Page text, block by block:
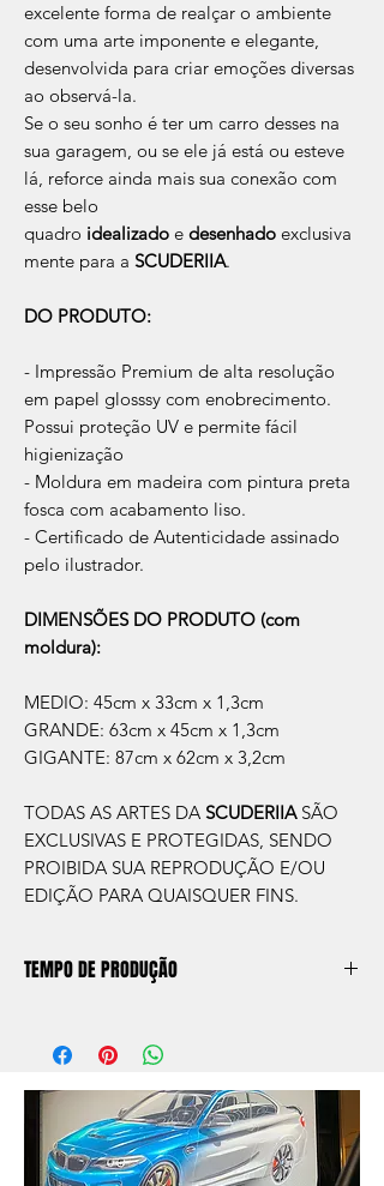
excelente forma de realçar o ambiente
com uma arte imponente e elegante,
desenvolvida para criar emoções diversas
ao observá-la.
Se o seu sonho é ter um carro desses na
sua garagem, ou se ele já está ou esteve
lá, reforce ainda mais sua conexão com
esse belo
quadro idealizado e desenhado exclusiva
mente para a SCUDERIIA.
DO PRODUTO:
- Impressão Premium de alta resolução
em papel glosssy com enobrecimento.
Possui proteção UV e permite fácil
higienização
- Moldura em madeira com pintura preta
fosca com acabamento liso.
- Certificado de Autenticidade assinado
pelo ilustrador.
DIMENSÕES DO PRODUTO (com
moldura):
MEDIO: 45cm x 33cm x 1,3cm
GRANDE: 63cm x 45cm x 1,3cm
GIGANTE: 87cm x 62cm x 3,2cm
TODAS AS ARTES DA SCUDERIIA SÃO
EXCLUSIVAS E PROTEGIDAS, SENDO
PROIBIDA SUA REPRODUÇÃO E/OU
EDIÇÃO PARA QUAISQUER FINS.
TEMPO DE PRODUÇÃO
aprox. 5 dias úteis, após a confirmação de
compra.
Após a produçao, seguimos com o envio
no endereço que nos for informado na
compra ou disponibilizaremos para retirada
caso seja sua opção de compra.